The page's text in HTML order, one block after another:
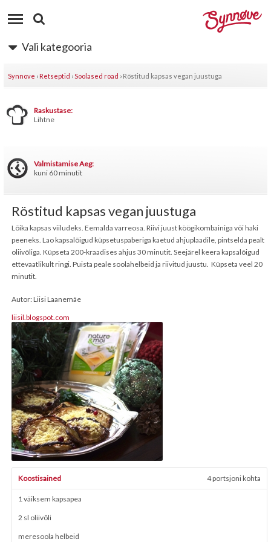
Vali kategooria
Synnove ›Retseptid ›Soolased road › Röstitud kapsas vegan juustuga
Raskustase:
Lihtne
Valmistamise Aeg:
kuni 60 minutit
Röstitud kapsas vegan juustuga
Lõika kapsas viiludeks. Eemalda varreosa. Riivi juust köögikombainiga või haki
peeneks. Lao kapsalõigud küpsetuspaberiga kaetud ahjuplaadile, pintselda pealt
oliivõliga. Küpseta 200-kraadises ahjus 30 minutit. Seejärel keera kapsalõigud
ettevaatlikult ringi. Puista peale soolahelbeid ja riivitud juustu. Küpseta veel 20
minutit.
Autor: Liisi Laanemäe
liisil.blogspot.com
4 portsjoni kohta
Koostisained
1 väiksem kapsapea
2 sl oliivõli
meresoola helbeid